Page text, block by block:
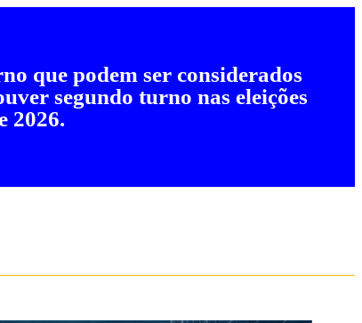
que podem ser considerados
segundo turno nas eleições
2026.